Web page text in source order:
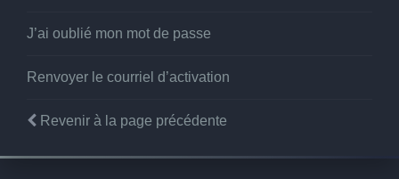
J’ai oublié mon mot de passe
Renvoyer le courriel d’activation
Revenir à la page précédente